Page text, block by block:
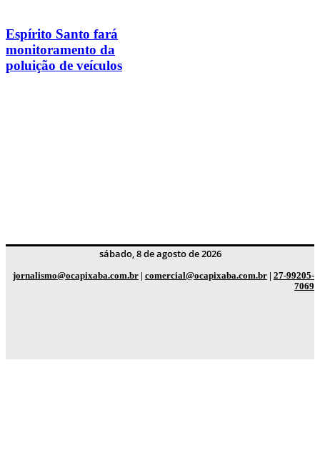
Espírito Santo fará
monitoramento da
poluição de veículos
sábado, 8 de agosto de 2026
jornalismo@ocapixaba.com.br | comercial@ocapixaba.com.br | 27-99205-
7069